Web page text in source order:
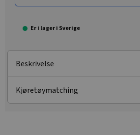
Er i lager i Sverige
Beskrivelse
Kjøretøymatching